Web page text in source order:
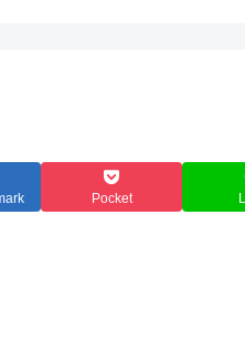
Pocket